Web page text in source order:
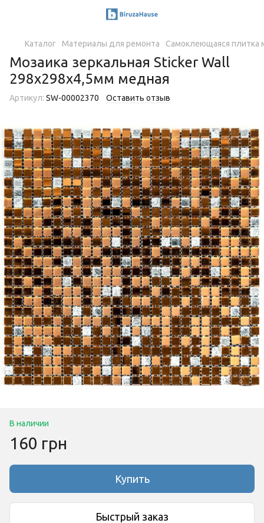
Каталог Материалы для ремонта Самоклеющаяся плитка
Мозаика зеркальная Sticker Wall
298х298х4,5мм медная
Артикул: SW-00002370 Оставить отзыв
В наличии
160 грн
Купить
Быстрый заказ